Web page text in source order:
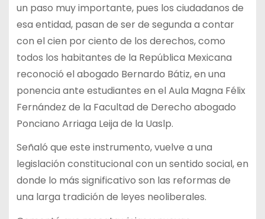
un paso muy importante, pues los ciudadanos de
esa entidad, pasan de ser de segunda a contar
con el cien por ciento de los derechos, como
todos los habitantes de la República Mexicana
reconoció el abogado Bernardo Bátiz, en una
ponencia ante estudiantes en el Aula Magna Félix
Fernández de la Facultad de Derecho abogado
Ponciano Arriaga Leija de la Uaslp.
Señaló que este instrumento, vuelve a una
legislación constitucional con un sentido social, en
donde lo más significativo son las reformas de
una larga tradición de leyes neoliberales.